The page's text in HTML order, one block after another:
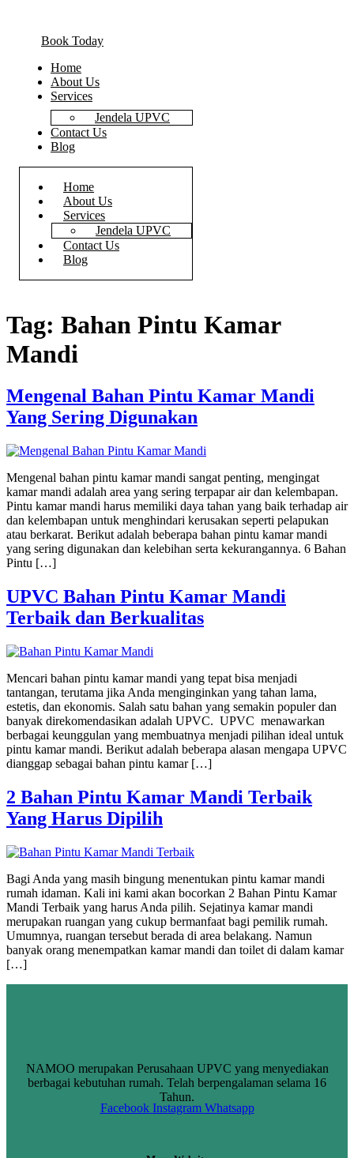
Book Today
Home
About Us
Services
Jendela UPVC
Contact Us
Blog
Home
About Us
Services
Jendela UPVC
Contact Us
Blog
Tag: Bahan Pintu Kamar
Mandi
Mengenal Bahan Pintu Kamar Mandi
Yang Sering Digunakan
Mengenal bahan pintu kamar mandi sangat penting, mengingat
kamar mandi adalah area yang sering terpapar air dan kelembapan.
Pintu kamar mandi harus memiliki daya tahan yang baik terhadap air
dan kelembapan untuk menghindari kerusakan seperti pelapukan
atau berkarat. Berikut adalah beberapa bahan pintu kamar mandi
yang sering digunakan dan kelebihan serta kekurangannya. 6 Bahan
Pintu […]
UPVC Bahan Pintu Kamar Mandi
Terbaik dan Berkualitas
Mencari bahan pintu kamar mandi yang tepat bisa menjadi
tantangan, terutama jika Anda menginginkan yang tahan lama,
estetis, dan ekonomis. Salah satu bahan yang semakin populer dan
banyak direkomendasikan adalah UPVC. UPVC menawarkan
berbagai keunggulan yang membuatnya menjadi pilihan ideal untuk
pintu kamar mandi. Berikut adalah beberapa alasan mengapa UPVC
dianggap sebagai bahan pintu kamar […]
2 Bahan Pintu Kamar Mandi Terbaik
Yang Harus Dipilih
Bagi Anda yang masih bingung menentukan pintu kamar mandi
rumah idaman. Kali ini kami akan bocorkan 2 Bahan Pintu Kamar
Mandi Terbaik yang harus Anda pilih. Sejatinya kamar mandi
merupakan ruangan yang cukup bermanfaat bagi pemilik rumah.
Umumnya, ruangan tersebut berada di area belakang. Namun
banyak orang menempatkan kamar mandi dan toilet di dalam kamar
[…]
NAMOO merupakan Perusahaan UPVC yang menyediakan
berbagai kebutuhan rumah. Telah berpengalaman selama 16
Tahun.
Facebook Instagram Whatsapp